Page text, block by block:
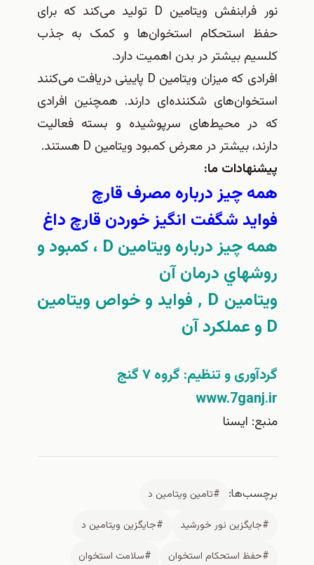
نور فرابنفش ویتامین D تولید می‌کند که برای
حفظ استحکام استخوان‌ها و کمک به جذب
کلسیم بیشتر در بدن اهمیت دارد.
افرادی که میزان ویتامین D پایینی دریافت می‌کنند
استخوان‌های شکننده‌ای دارند. همچنین افرادی
که در محیط‌های سرپوشیده و بسته فعالیت
دارند، بیشتر در معرض کمبود ویتامین D هستند.
پيشنهادات ما:
همه چیز درباره مصرف قارچ
فواید شگفت انگیز خوردن قارچ داغ
همه چيز درباره ويتامين D ، كمبود و
روشهاي درمان آن
ویتامین D ٬ فواید و خواص ویتامین
D و عملکرد آن
گردآوری و تنظیم: گروه ۷ گنج
www.7ganj.ir
منبع: ايسنا
برچسب‌ها:
#تامين ويتامين د
#جايگزين نور خورشيد
#جايگزين ويتامين د
#حفظ استحكام استخوان
#سلامت استخوان